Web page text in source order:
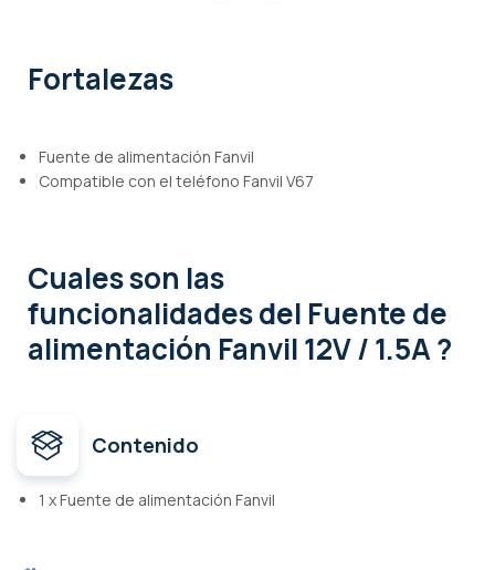
Fortalezas
Fuente de alimentación Fanvil
Compatible con el teléfono Fanvil V67
Cuales son las
funcionalidadesdel Fuente de
alimentación Fanvil 12V / 1.5A ?
Contenido
1 x Fuente de alimentación Fanvil